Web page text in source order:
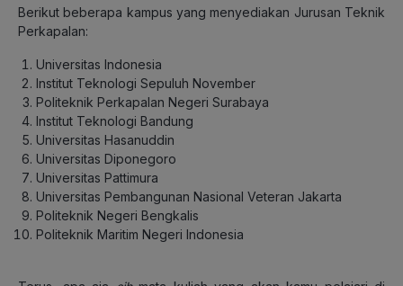
Berikut beberapa kampus yang menyediakan Jurusan Teknik
Perkapalan:
Universitas Indonesia
Institut Teknologi Sepuluh November
Politeknik Perkapalan Negeri Surabaya
Institut Teknologi Bandung
Universitas Hasanuddin
Universitas Diponegoro
Universitas Pattimura
Universitas Pembangunan Nasional Veteran Jakarta
Politeknik Negeri Bengkalis
Politeknik Maritim Negeri Indonesia